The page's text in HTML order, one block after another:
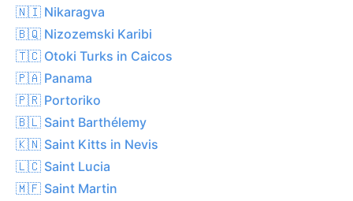
🇳🇮 Nikaragva
🇧🇶 Nizozemski Karibi
🇹🇨 Otoki Turks in Caicos
🇵🇦 Panama
🇵🇷 Portoriko
🇧🇱 Saint Barthélemy
🇰🇳 Saint Kitts in Nevis
🇱🇨 Saint Lucia
🇲🇫 Saint Martin